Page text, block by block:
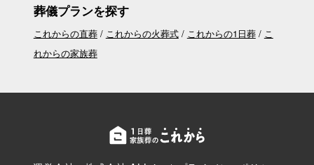
葬儀プランを探す
これからの直葬 これからの火葬式 これからの1日葬
こ
れからの家族葬